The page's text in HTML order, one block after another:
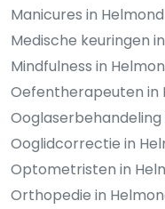
Manicures in Helmond
Medische keuringen
Mindfulness in
Oefentherapeuten in
Ooglaserbehandeling
Ooglidcorrectie in
Optometristen in
Orthopedie in